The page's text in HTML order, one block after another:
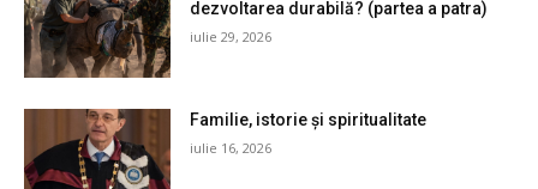
dezvoltarea durabilă? (partea a patra)
iulie 29, 2026
Familie, istorie și spiritualitate
iulie 16, 2026